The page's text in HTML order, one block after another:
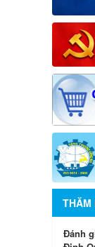
THĂM
Đánh